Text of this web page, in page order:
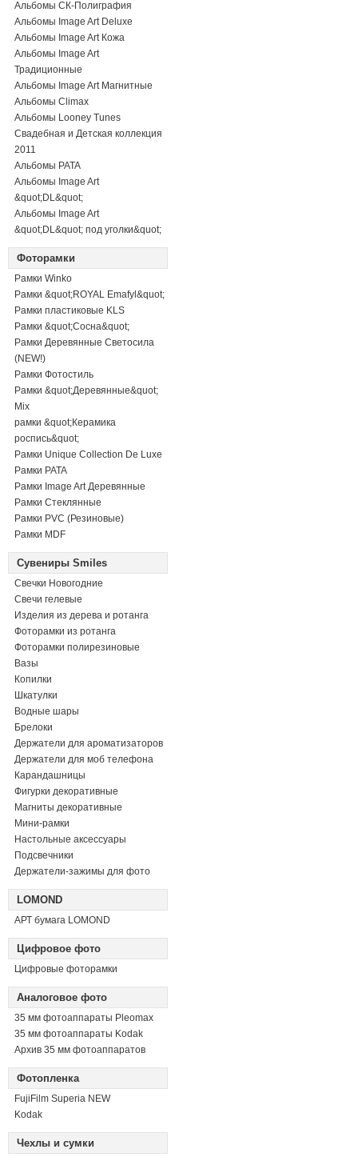
Альбомы СК-Полиграфия
Альбомы Image Art Deluxe
Альбомы Image Art Кожа
Альбомы Image Art
Традиционные
Альбомы Image Art Магнитные
Альбомы Climax
Альбомы Looney Tunes
Свадебная и Детская коллекция
2011
Альбомы PATA
Альбомы Image Art
&quot;DL&quot;
Альбомы Image Art
&quot;DL&quot; под уголки&quot;
Фоторамки
Рамки Winko
Рамки &quot;ROYAL Emafyl&quot;
Рамки пластиковые KLS
Рамки &quot;Сосна&quot;
Рамки Деревянные Светосила
(NEW!)
Рамки Фотостиль
Рамки &quot;Деревянные&quot;
Mix
рамки &quot;Керамика
роспись&quot;
Рамки Unique Collection De Luxe
Рамки PATA
Рамки Image Art Деревянные
Рамки Стеклянные
Рамки PVC (Резиновые)
Рамки MDF
Сувениры Smiles
Свечки Новогодние
Свечи гелевые
Изделия из дерева и ротанга
Фоторамки из ротанга
Фоторамки полирезиновые
Вазы
Копилки
Шкатулки
Водные шары
Брелоки
Держатели для ароматизаторов
Держатели для моб телефона
Карандашницы
Фигурки декоративные
Магниты декоративные
Мини-рамки
Настольные аксессуары
Подсвечники
Держатели-зажимы для фото
LOMOND
АРТ бумага LOMOND
Цифровое фото
Цифровые фоторамки
Аналоговое фото
35 мм фотоаппараты Pleomax
35 мм фотоаппараты Kodak
Архив 35 мм фотоаппаратов
Фотопленка
FujiFilm Superia NEW
Kodak
Чехлы и сумки